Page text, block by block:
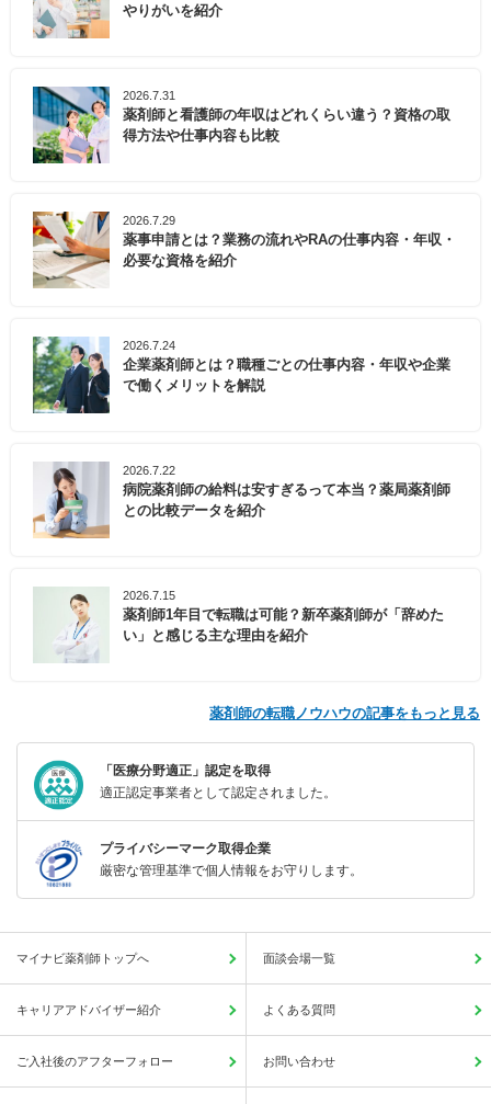
やりがいを紹介
2026.7.31
薬剤師と看護師の年収はどれくらい違う？資格の取
得方法や仕事内容も比較
2026.7.29
薬事申請とは？業務の流れやRAの仕事内容・年収・
必要な資格を紹介
2026.7.24
企業薬剤師とは？職種ごとの仕事内容・年収や企業
で働くメリットを解説
2026.7.22
病院薬剤師の給料は安すぎるって本当？薬局薬剤師
との比較データを紹介
2026.7.15
薬剤師1年目で転職は可能？新卒薬剤師が「辞めた
い」と感じる主な理由を紹介
薬剤師の転職ノウハウの記事をもっと見る
「医療分野適正」認定を取得
適正認定事業者として認定されました。
プライバシーマーク取得企業
厳密な管理基準で個人情報をお守りします。
マイナビ薬剤師トップへ 面談会場一覧
キャリアアドバイザー紹介 よくある質問
ご入社後のアフターフォロー お問い合わせ